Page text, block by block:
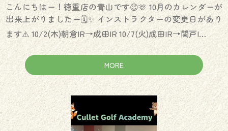
こんにちはー！徳重店の青山です😉🫶 10月のカレンダーが
出来上がりましたー🗓✨️ インストラクターの変更日があり
ます⚠️ 10/2(木)朝倉IR→成田IR 10/7(火)成田IR→関戸I…
MORE